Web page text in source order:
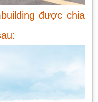
được chia